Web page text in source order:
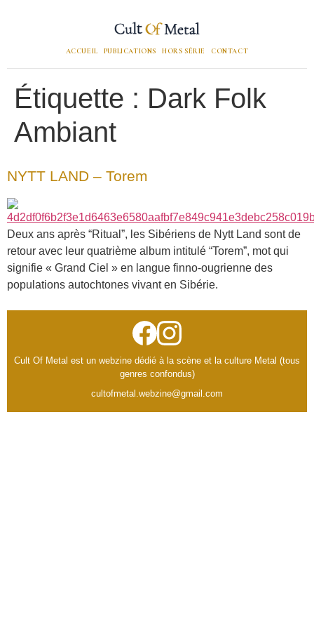
ACCUEIL PUBLICATIONS HORS SÉRIE CONTACT
Étiquette : Dark Folk
Ambiant
NYTT LAND – Torem
Deux ans après “Ritual”, les Sibériens de Nytt Land sont de
retour avec leur quatrième album intitulé “Torem”, mot qui
signifie « Grand Ciel » en langue finno-ougrienne des
populations autochtones vivant en Sibérie.
Cult Of Metal est un webzine dédié à la scène et la culture Metal (tous
genres confondus)
cultofmetal.webzine@gmail.com